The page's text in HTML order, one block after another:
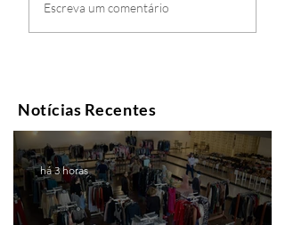
Escreva um comentário
Notícias Recentes
há 3 horas